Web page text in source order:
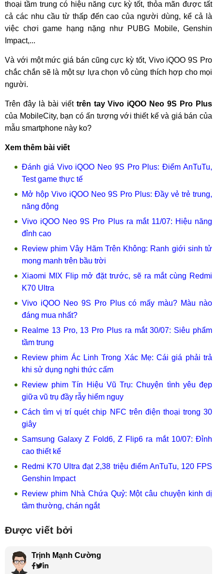
thoại tầm trung có hiệu năng cực kỳ tốt, thỏa mãn được tất
cả các nhu cầu từ thấp đến cao của người dùng, kể cả là
việc chơi game hạng nặng như PUBG Mobile, Genshin
Impact,...
Và với một mức giá bán cũng cực kỳ tốt, Vivo iQOO 9S Pro
chắc chắn sẽ là một sự lựa chọn vô cùng thích hợp cho mọi
người.
Trên đây là bài viết trên tay Vivo iQOO Neo 9S Pro Plus
của MobileCity, bạn có ấn tượng với thiết kế và giá bán của
mẫu smartphone này ko?
Xem thêm bài viết
Đánh giá Vivo iQOO Neo 9S Pro Plus: Điểm AnTuTu,
Test game thực tế
Mở hộp Vivo iQOO Neo 9S Pro Plus: Đầy vẻ trẻ trung,
năng động
Vivo iQOO Neo 9S Pro Plus ra mắt 11/07: Hiệu năng
đỉnh cao
Review phim Vây Hãm Trên Không: Ranh giới sinh tử
mong manh trên bầu trời
Xiaomi MIX Flip mở đặt trước, sẽ ra mắt cùng Redmi
K70 Ultra
Vivo iQOO Neo 9S Pro Plus có mấy màu? Màu nào
đáng mua nhất?
Realme 13 Pro, 13 Pro Plus ra mắt 30/07: Siêu phẩm
tầm trung
Review phim Ác Linh Trong Xác Mẹ: Cái giá phải trả
khi sử dụng nghi thức cấm
Review phim Tín Hiệu Vũ Trụ: Chuyện tình yêu đẹp
giữa vũ trụ đầy rẫy hiểm nguy
Cách tìm vị trí quét chip NFC trên điện thoại trong 30
giây
Samsung Galaxy Z Fold6, Z Flip6 ra mắt 10/07: Đỉnh
cao thiết kế
Redmi K70 Ultra đạt 2,38 triệu điểm AnTuTu, 120 FPS
Genshin Impact
Review phim Nhà Chứa Quỷ: Một câu chuyện kinh dị
tầm thường, chán ngắt
Được viết bởi
Trịnh Mạnh Cường